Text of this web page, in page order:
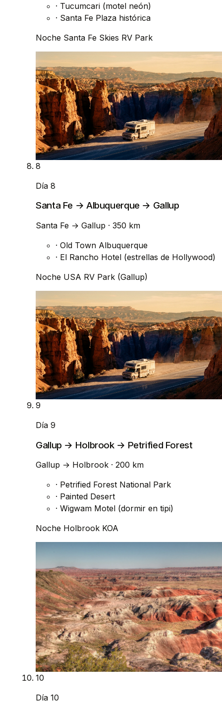
· Tucumcari (motel neón)
· Santa Fe Plaza histórica
Noche Santa Fe Skies RV Park
8
Día 8
Santa Fe → Albuquerque → Gallup
Santa Fe → Gallup · 350 km
· Old Town Albuquerque
· El Rancho Hotel (estrellas de Hollywood)
Noche USA RV Park (Gallup)
9
Día 9
Gallup → Holbrook → Petrified Forest
Gallup → Holbrook · 200 km
· Petrified Forest National Park
· Painted Desert
· Wigwam Motel (dormir en tipi)
Noche Holbrook KOA
10
Día 10